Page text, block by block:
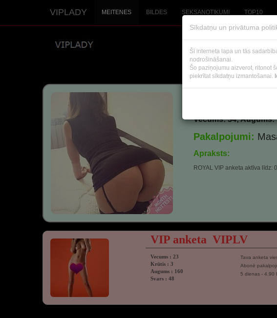
VIPLADY MEITENES BILDES SEKSANOTIKUMI TOP10
Latviešu
Русский
English
Vecums: 34;
Pakalpojumi:
Apraksts:
ROYAL VIP anketa aktīva līdz:
VIP anketa VIPLV
Vecums : 23
Krūtis : 3
Augums : 160
Svars : 48
Tava anketa
Abonē
5 dienas - 4.90
Sīkdatņu un privātuma
Šī interneta lapa un tās
nodrošināšanai.
Šo paziņojumu aizverot, ritonot
piekrītat sīkdatņu izmantošanai.